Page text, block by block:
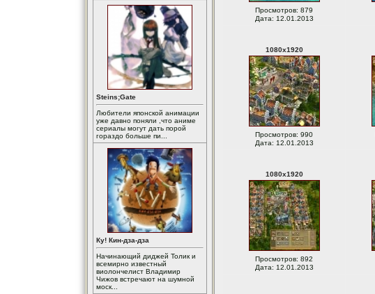
Steins;Gate
Любители японской анимации
уже давно поняли ,что аниме
сериалы могут дать порой
гораздо больше пи...
Ку! Кин-дза-дза
Начинающий диджей Толик и
всемирно известный
виолончелист Владимир
Чижов встречают на шумной
моск...
Просмотров: 879
Дата: 12.01.2013
1080x1920
Просмотров: 990
Дата: 12.01.2013
1080x1920
Просмотров: 892
Дата: 12.01.2013